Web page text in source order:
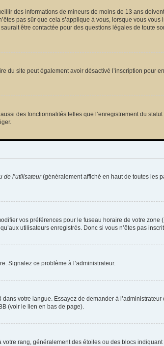
des informations de mineurs de moins de 13 ans
pas sûr que cela s’applique à vous, lorsque vous
être contactée pour des questions légales de toute
du site peut également avoir désactivé l’inscription pour
des fonctionnalités telles que l’enregistrement du
de l’utilisateur(généralement affiché en haut de toutes les
vos préférences pour le fuseau horaire de votre zone
utilisateurs enregistrés. Donc si vous n’êtes pas
Signalez ce problème à l’administrateur.
votre langue. Essayez de demander à
(voir le lien en bas de page).
rang, généralement des étoiles ou des blocs